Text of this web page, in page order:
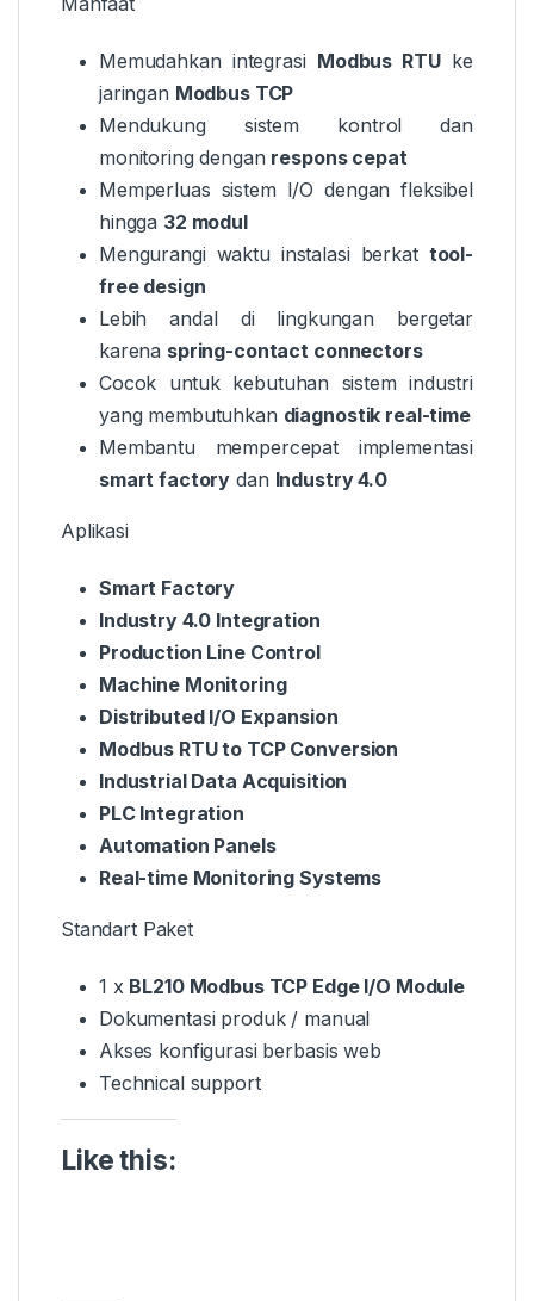
Memudahkan integrasi Modbus RTUke
jaringan Modbus TCP
Mendukung sistem kontrol dan
monitoring dengan respons cepat
Memperluas sistem I/O dengan fleksibel
hingga 32 modul
Mengurangi waktu instalasi berkat tool-
free design
Lebih andal di lingkungan bergetar
karena spring-contact connectors
Cocok untuk kebutuhan sistem industri
yang membutuhkan diagnostik real-time
Membantu mempercepat implementasi
smart factory dan Industry 4.0
Aplikasi
Smart Factory
Industry 4.0 Integration
Production Line Control
Machine Monitoring
Distributed I/O Expansion
Modbus RTU to TCP Conversion
Industrial Data Acquisition
PLC Integration
Automation Panels
Real-time Monitoring Systems
Standart Paket
1 x BL210 Modbus TCP Edge I/O Module
Dokumentasi produk / manual
Akses konfigurasi berbasis web
Technical support
Like this: